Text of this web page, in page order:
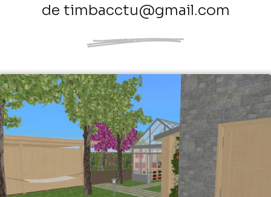
de timbacctu@gmail.com